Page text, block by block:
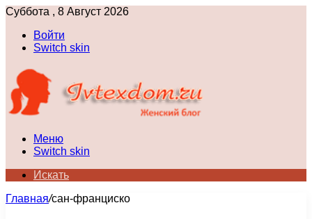
Суббота , 8 Август 2026
Войти
Switch skin
Меню
Switch skin
Искать
Главная/сан-франциско